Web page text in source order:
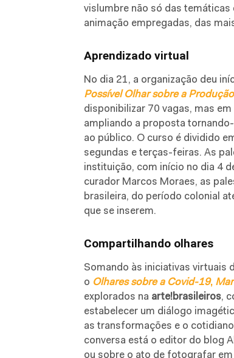
vislumbre não só das
animação empregadas, das
Aprendizado virtual
No dia 21, a organização deu
Possível Olhar sobre a
disponibilizar 70 vagas, mas
ampliando a proposta
ao público. O curso é dividido
segundas e terças-feiras. As
instituição, com início no dia 4
curador Marcos Moraes, as
brasileira, do período colonial
que se inserem.
Compartilhando olhares
Somando às iniciativas virtuais
o Olhares sobre a Covid-19,
explorados na arte!brasileiros,
estabelecer um diálogo
as transformações e o
conversa está o editor do blog
ou sobre o ato de fotografar